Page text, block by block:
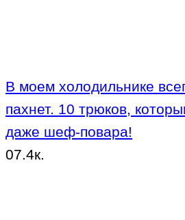
В моем холодильнике
пахнет. 10 трюков,
даже шеф-повара!
07.4к.